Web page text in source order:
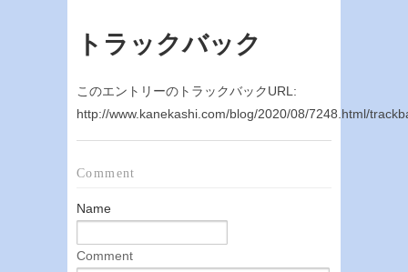
トラックバック
このエントリーのトラックバックURL:
http://www.kanekashi.com/blog/2020/08/7248.html/
Comment
Name
Comment